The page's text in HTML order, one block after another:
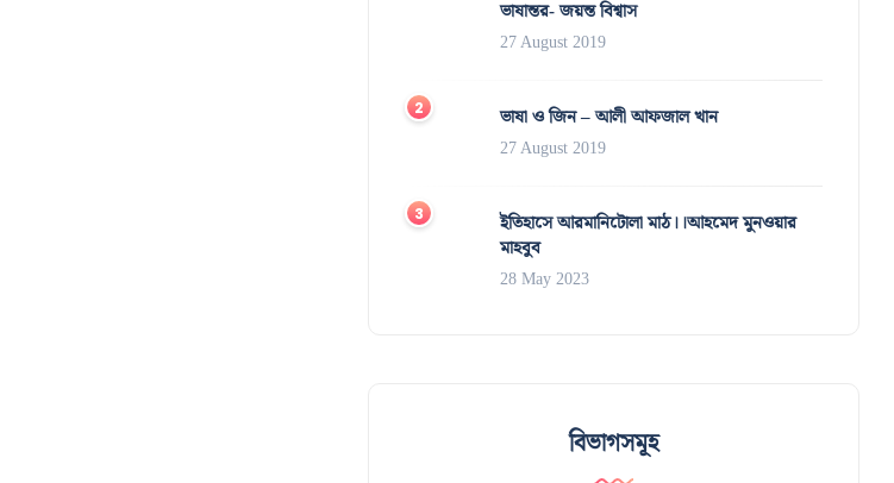
ভাষান্তর- জয়ন্ত বিশ্বাস
27 August 2019
ভাষা ও জিন – আলী আফজাল খান
27 August 2019
ইতিহাসে আরমানিটোলা মাঠ।।আহমেদ মুনওয়ার
মাহবুব
28 May 2023
বিভাগসমূহ